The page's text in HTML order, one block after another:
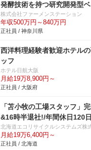
発酵技術を持つ研究開発型
株式会社ファーメンステーション
年収500万円～840万円
正社員 / 神奈川県
西洋料理経験者歓迎ホテル
ッフ
ホテル日航大阪
月給19万8,900円～
正社員 / 大阪府
「苫小牧の工場スタッフ」
&16時半退社!/年間休日120日
北海道エコリサイクルシステムズ株
月給19万6,400円～
正社員 / 北海道